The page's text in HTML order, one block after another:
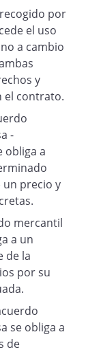
por
el uso
a cambio
y
el contrato.
-
obliga a
un precio y
mercantil
a un
de la
por su
se obliga a
de